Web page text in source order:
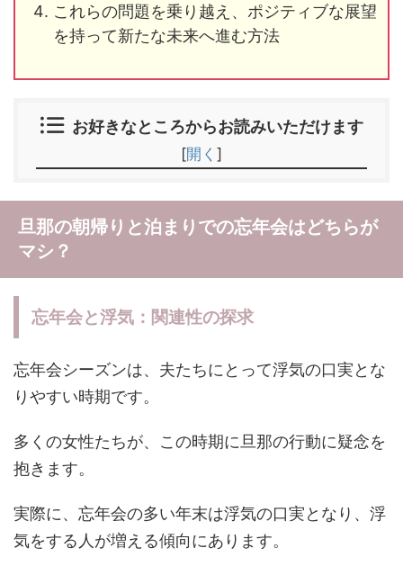
これらの問題を乗り越え、ポジティブな展望
を持って新たな未来へ進む方法
お好きなところからお読みいただけます
[開く ]
旦那の朝帰りと泊まりでの忘年会はどちらが
マシ？
忘年会と浮気：関連性の探求
忘年会シーズンは、夫たちにとって浮気の口実とな
りやすい時期です。
多くの女性たちが、この時期に旦那の行動に疑念を
抱きます。
実際に、忘年会の多い年末は浮気の口実となり、浮
気をする人が増える傾向にあります。